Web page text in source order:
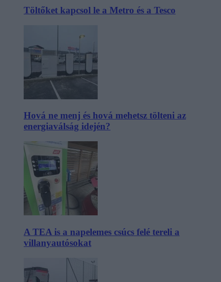
Töltőket kapcsol le a Metro és a Tesco
Hová ne menj és hová mehetsz tölteni az
energiaválság idején?
A TEA is a napelemes csúcs felé tereli a
villanyautósokat